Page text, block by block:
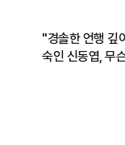
"경솔한 언행 깊
숙인 신동엽, 무